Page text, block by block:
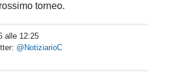
torneo.
alle 12:25
@NotiziarioC